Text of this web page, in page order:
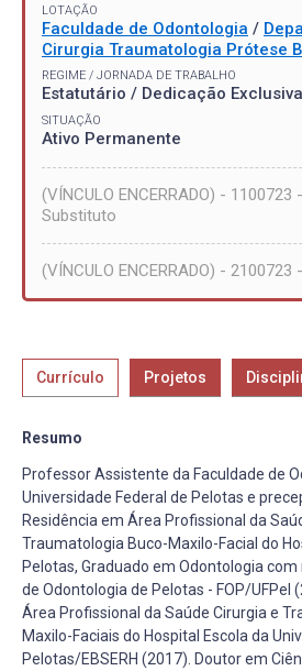
LOTAÇÃO
Faculdade de Odontologia /
Cirurgia Traumatologia Prótese
REGIME / JORNADA DE TRABALHO
Estatutário / Dedicação Exclusiva
SITUAÇÃO
Ativo Permanente
(VÍNCULO ENCERRADO) -
Substituto
(VÍNCULO ENCERRADO) - 2100723 -
Currículo Projetos
Resumo
Professor Assistente da Faculdade de
Universidade Federal de Pelotas e
Residência em Área Profissional da
Traumatologia Buco-Maxilo-Facial do
Pelotas, Graduado em Odontologia
de Odontologia de Pelotas - FOP/UFPel
Área Profissional da Saúde Cirurgia e
Maxilo-Faciais do Hospital Escola da
Pelotas/EBSERH (2017). Doutor em